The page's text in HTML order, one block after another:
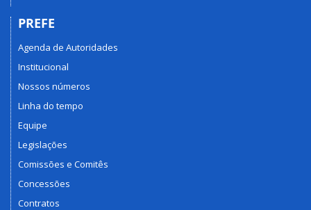
PREFE
Agenda de Autoridades
Institucional
Nossos números
Linha do tempo
Equipe
Legislações
Comissões e Comitês
Concessões
Contratos